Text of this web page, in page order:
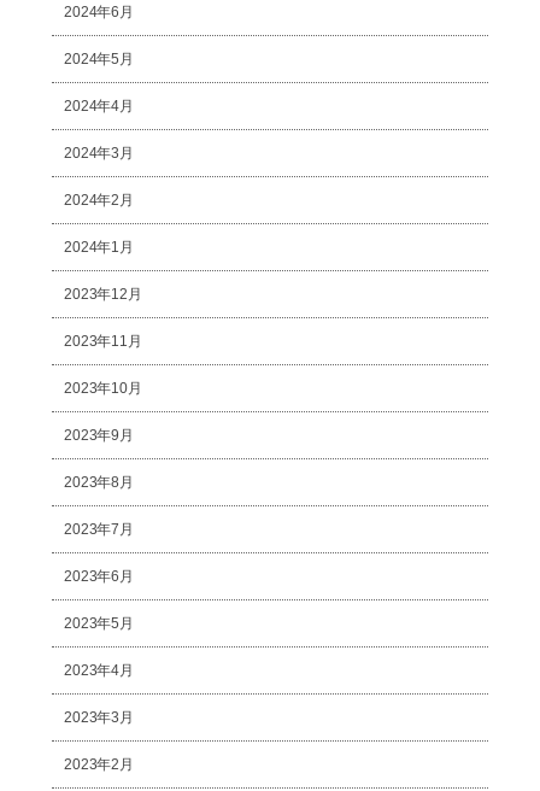
2024年6月
2024年5月
2024年4月
2024年3月
2024年2月
2024年1月
2023年12月
2023年11月
2023年10月
2023年9月
2023年8月
2023年7月
2023年6月
2023年5月
2023年4月
2023年3月
2023年2月